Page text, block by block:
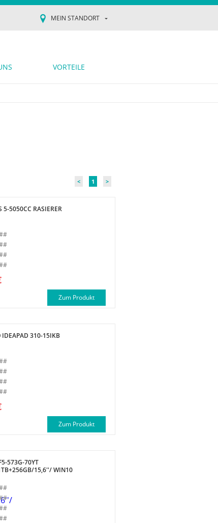
MEIN STANDORT
VORTEILE
< 1 >
5-5050CC RASIERER
Zum Produkt
IDEAPAD 310-15IKB
Zum Produkt
573G-70YT
15,6''/ WIN10